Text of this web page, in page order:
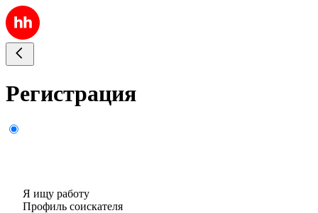
Регистрация
Я ищу работу
Профиль соискателя